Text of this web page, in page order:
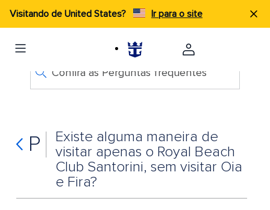
Visitando de United States? Ir para o site
Confira as Perguntas frequentes
P
Existe alguma maneira de
visitar apenas o Royal Beach
Club Santorini, sem visitar Oia
e Fira?